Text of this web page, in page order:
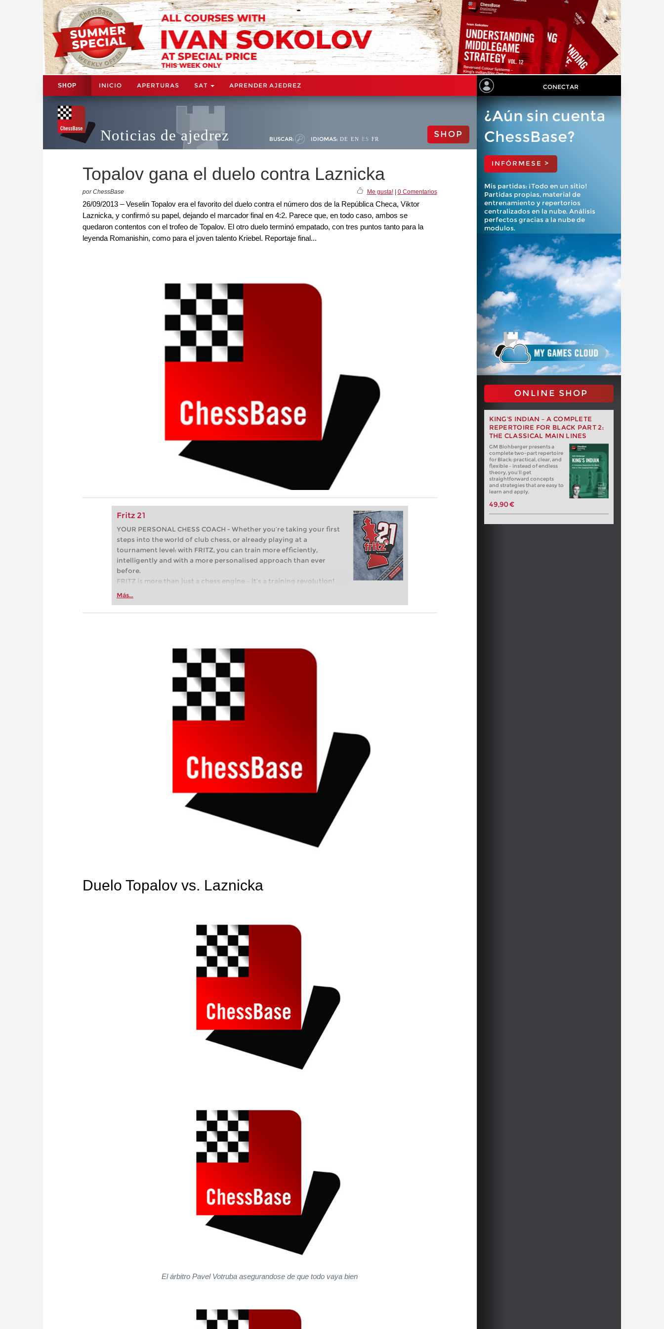
SHOP INICIO APERTURAS SAT APRENDER AJEDREZ CONECTAR
Noticias de ajedrez BUSCAR: IDIOMAS: DE EN ES FR SHOP
Topalov gana el duelo contra Laznicka
por ChessBase Me gusta!| 0 Comentarios
26/09/2013 – Veselin Topalov era el favorito del duelo contra el número dos de la República Checa, Viktor
Laznicka, y confirmó su papel, dejando el marcador final en 4:2. Parece que, en todo caso, ambos se
quedaron contentos con el trofeo de Topalov. El otro duelo terminó empatado, con tres puntos tanto para la
leyenda Romanishin, como para el joven talento Kriebel. Reportaje final...
Fritz 21
YOUR PERSONAL CHESS COACH - Whether you’re taking your first
steps into the world of club chess, or already playing at a
tournament level: with FRITZ, you can train more efficiently,
intelligently and with a more personalised approach than ever
before.
FRITZ is more than just a chess engine – it’s a training revolution!
Whether you’re taking your first steps into the world of club chess,
more efficiently, intelligently and with a more personalised
Más...
¿Aún sin cuenta
ChessBase?
INFÓRMESE >
Mis partidas: ¡Todo en un sitio!
Partidas propias, material de
entrenamiento y repertorios
centralizados en la nube. Análisis
perfectos gracias a la nube de
modulos.
ONLINE SHOP
KING'S INDIAN – A COMPLETE
REPERTOIRE FOR BLACK PART 2:
THE CLASSICAL MAIN LINES
GM Blohberger presents a
complete two-part repertoire
for Black: practical, clear, and
flexible – instead of endless
theory, you’ll get
straightforward concepts
and strategies that are easy to
learn and apply.
49,90 €
Duelo Topalov vs. Laznicka
El árbitro Pavel Votruba asegurandose de que todo vaya bien